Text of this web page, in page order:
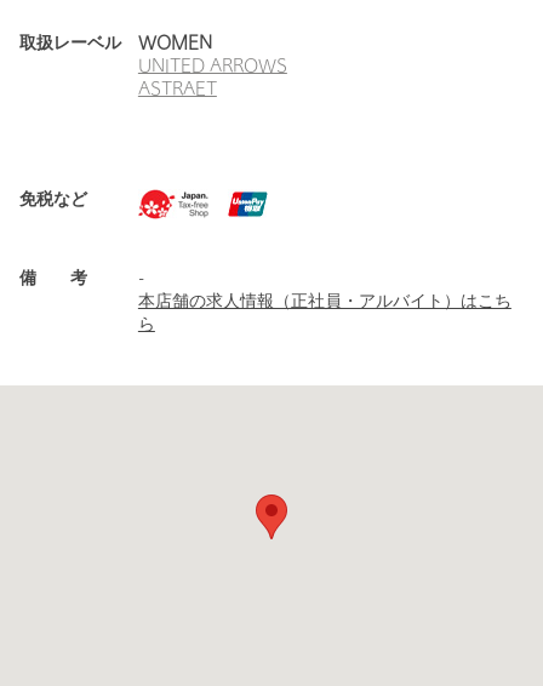
取扱レーベル
WOMEN
UNITED ARROWS
ASTRAET
免税など
備 考
-
本店舗の求人情報（正社員・アルバイト）はこち
ら